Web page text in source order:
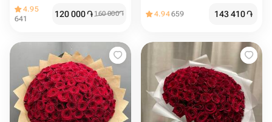
4.95
641
120 000֏ 160 000֏ 4.94659 143 410֏